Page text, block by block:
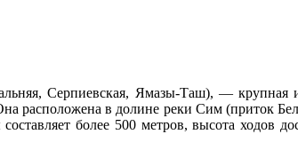
Серпиевская, Ямазы-Таш), — крупная
расположена в долине реки Сим (приток
более 500 метров, высота ходов